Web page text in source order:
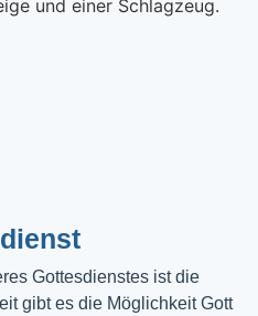
Gottesdienstes ist die
gibt es die Möglichkeit Gott